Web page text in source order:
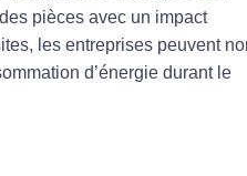
pièces avec un impact
les entreprises peuvent
d’énergie durant le